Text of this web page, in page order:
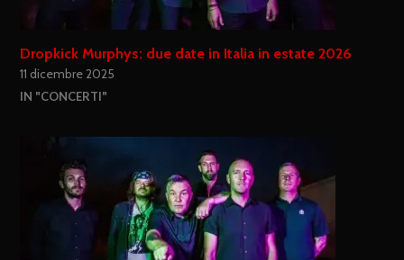
Dropkick Murphys: due date in Italia in estate 2026
11 dicembre 2025
IN "CONCERTI"